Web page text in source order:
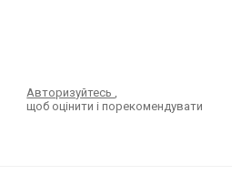
Авторизуйтесь,
щоб оцінити і порекомендувати